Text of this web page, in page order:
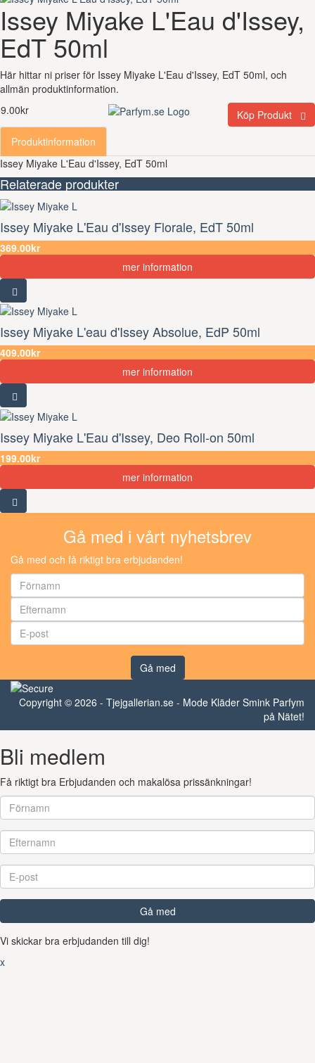
Issey Miyake L'Eau d'Issey,
EdT 50ml
Här hittar ni priser för Issey Miyake L'Eau d'Issey, EdT 50ml, och
allmän produktinformation.
Köp Produkt
Produktinformation
Issey Miyake L'Eau d'Issey, EdT 50ml
Relaterade produkter
Issey Miyake L'Eau d'Issey Florale, EdT 50ml
369.00kr
mer information
Issey Miyake L'eau d'Issey Absolue, EdP 50ml
409.00kr
mer information
Issey Miyake L'Eau d'Issey, Deo Roll-on 50ml
199.00kr
mer information
Gå med i vårt nyhetsbrev
Gå med och få riktigt bra erbjudanden!
Gå med
Copyright © 2026 - Tjejgallerian.se - Mode Kläder Smink Parfym
på Nätet!
Bli medlem
Få riktigt bra Erbjudanden och makalösa prissänkningar!
Gå med
Vi skickar bra erbjudanden till dig!
x